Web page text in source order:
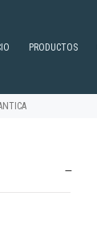
PRODUCTOS